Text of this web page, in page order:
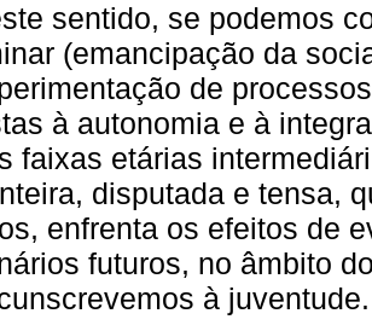
sentido, se podemos
(emancipação da
de
à autonomia e à
faixas etárias
disputada e tensa,
enfrenta os efeitos de
futuros, no âmbito
à juventude.